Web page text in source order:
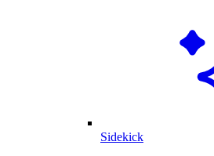
Sidekick